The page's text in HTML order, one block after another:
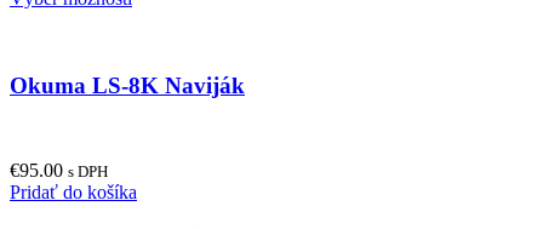
variants.
chosen
Okuma LS-8K Naviják
€95.00 s DPH
Pridať do košíka